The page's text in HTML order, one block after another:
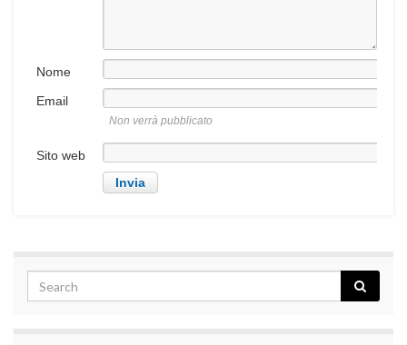
Nome
Email
Non verrà pubblicato
Sito web